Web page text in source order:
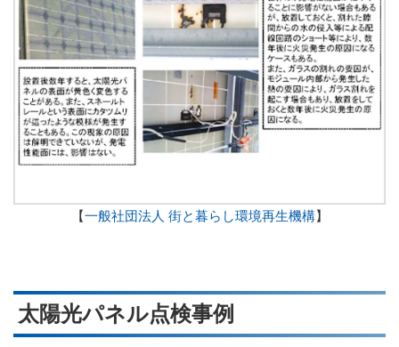
【一般社団法人 街と暮らし環境再生機構】
太陽光パネル点検事例